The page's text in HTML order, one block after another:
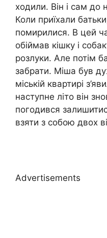
ходили. Він і сам до
Коли приїхали
помирилися. В цей
обіймав кішку і
розлуки. Але потім
забрати. Міша був
міській квартирі
наступне літо він
погодився
взяти з собою двох
Advertisements